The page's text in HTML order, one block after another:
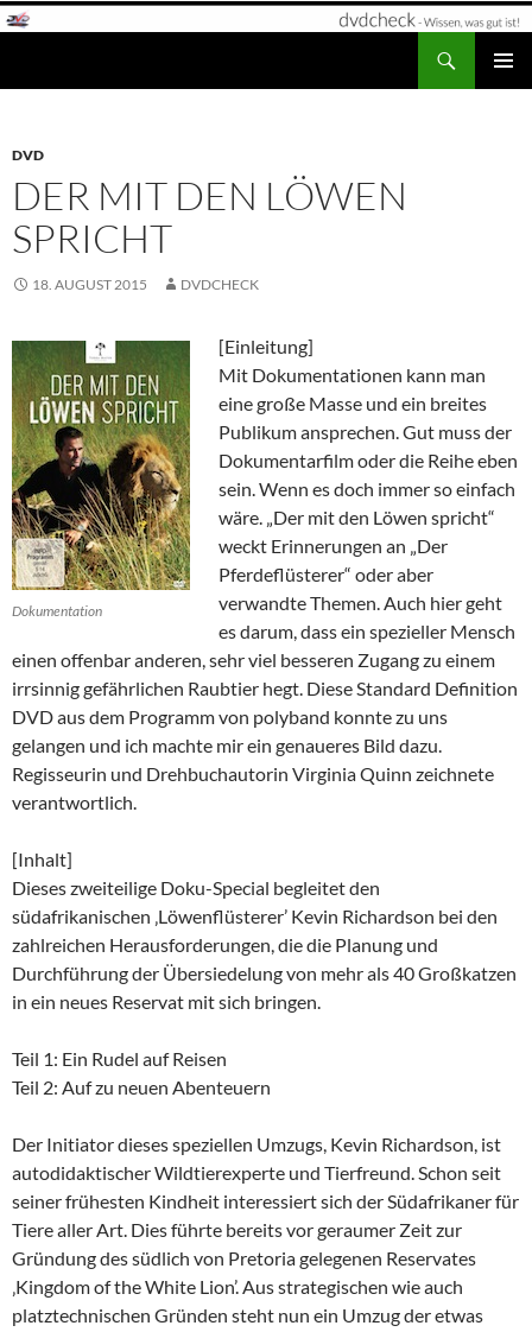
Zum
DVD
DER MIT DEN LÖWEN
SPRICHT
18. AUGUST 2015 DVDCHECK
Dokumentation
[Einleitung]
Mit Dokumentationen kann man
eine große Masse und ein breites
Publikum ansprechen. Gut muss der
Dokumentarfilm oder die Reihe eben
sein. Wenn es doch immer so einfach
wäre. „Der mit den Löwen spricht“
weckt Erinnerungen an „Der
Pferdeflüsterer“ oder aber
verwandte Themen. Auch hier geht
es darum, dass ein spezieller Mensch
einen offenbar anderen, sehr viel besseren Zugang zu einem
irrsinnig gefährlichen Raubtier hegt. Diese Standard Definition
DVD aus dem Programm von polyband konnte zu uns
gelangen und ich machte mir ein genaueres Bild dazu.
Regisseurin und Drehbuchautorin Virginia Quinn zeichnete
verantwortlich.
[Inhalt]
Dieses zweiteilige Doku-Special begleitet den
südafrikanischen ‚Löwenflüsterer’ Kevin Richardson bei den
zahlreichen Herausforderungen, die die Planung und
Durchführung der Übersiedelung von mehr als 40 Großkatzen
in ein neues Reservat mit sich bringen.
Teil 1: Ein Rudel auf Reisen
Teil 2: Auf zu neuen Abenteuern
Der Initiator dieses speziellen Umzugs, Kevin Richardson, ist
autodidaktischer Wildtierexperte und Tierfreund. Schon seit
seiner frühesten Kindheit interessiert sich der Südafrikaner für
Tiere aller Art. Dies führte bereits vor geraumer Zeit zur
Gründung des südlich von Pretoria gelegenen Reservates
‚Kingdom of the White Lion’. Aus strategischen wie auch
platztechnischen Gründen steht nun ein Umzug der etwas